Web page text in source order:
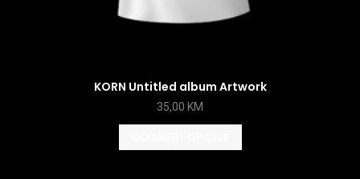
KORN Untitled album Artwork
35,00 KM